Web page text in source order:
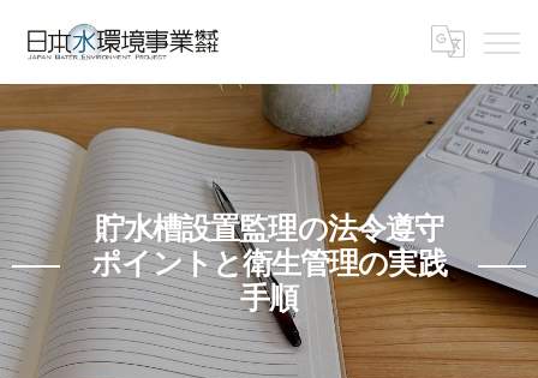
貯水槽設置監理の法令遵守
ポイントと衛生管理の実践
手順